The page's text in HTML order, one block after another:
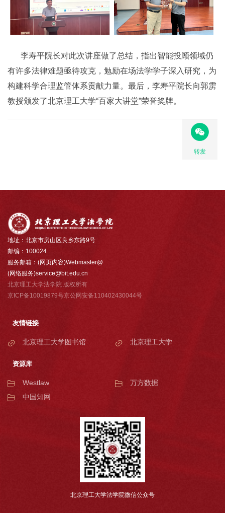
李寿平院长对此次讲座做了总结，指出智能投顾领域仍
有许多法律难题亟待攻克，勉励在场法学学子深入研究，为
构建科学合理监管体系贡献力量。最后，李寿平院长向郭雳
教授颁发了北京理工大学“百家大讲堂”荣誉奖牌。
转发
地址：北京市房山区良乡东路9号
邮编：100024
服务邮箱：(网页内容)Webmaster@
(网络服务)service@bit.edu.cn
北京理工大学法学院 版权所有
京ICP备10019879号京公网安备110402430044号
友情链接
北京理工大学图书馆 北京理工大学
资源库
Westlaw
万方数据
中国知网
北京理工大学法学院微信公众号